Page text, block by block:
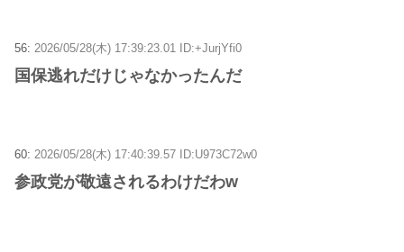
56: 2026/05/28(木) 17:39:23.01 ID:+JurjYfi0
国保逃れだけじゃなかったんだ
60: 2026/05/28(木) 17:40:39.57 ID:U973C72w0
参政党が敬遠されるわけだわw